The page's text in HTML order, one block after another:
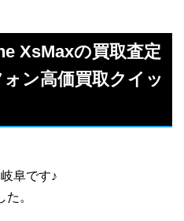
XsMaxの買取査定
ン高価買取クイッ
阜です♪
。